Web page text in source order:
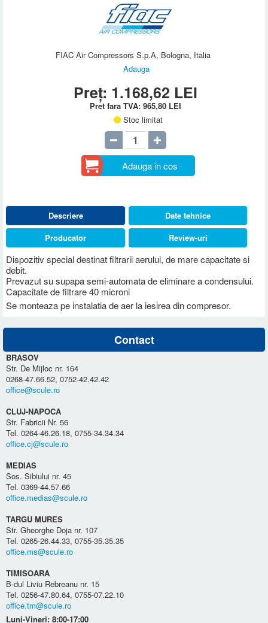
FIAC Air Compressors S.p.A, Bologna, Italia
Adauga
Preț: 1.168,62 LEI
Pret fara TVA:965,80 LEI
Stoc limitat
Adauga in cos
Descriere
Dispozitiv special destinat filtrarii aerului, de mare capacitate si
debit.
Prevazut su supapa semi-automata de eliminare a condensului.
Capacitate de filtrare 40 microni
Se monteaza pe instalatia de aer la iesirea din compresor.
Date tehnice
Producator
Review-uri
Contact
BRASOV
Str. De Mijloc nr. 164
0268-47.66.52, 0752-42.42.42
office@scule.ro
CLUJ-NAPOCA
Str. Fabricii Nr. 56
Tel. 0264-46.26.18, 0755-34.34.34
office.cj@scule.ro
MEDIAS
Sos. Sibiului nr. 45
Tel. 0369-44.57.66
office.medias@scule.ro
TARGU MURES
Str. Gheorghe Doja nr. 107
Tel. 0265-26.44.33, 0755-35.35.35
office.ms@scule.ro
TIMISOARA
B-dul Liviu Rebreanu nr. 15
Tel. 0256-47.80.64, 0755-07.22.10
office.tm@scule.ro
Luni-Vineri: 8:00-17:00